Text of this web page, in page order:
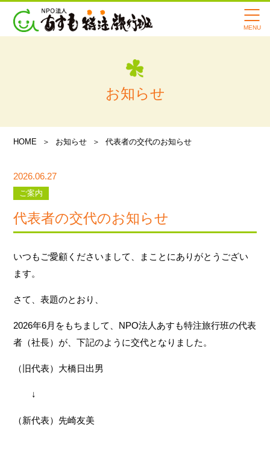
あすもで冠婚葬祭・墓参り
あすもで転院・引っ越し・一
時帰宅
すも旅行記
くある質問
習会・イベント情報
知らせ
土 10:00~14:00
お知らせ
HOME お知らせ 代表者の交代のお知らせ
2026.06.27
ご案内
代表者の交代のお知らせ
いつもご愛顧くださいまして、まことにありがとうござい
ます。
さて、表題のとおり、
2026年6月をもちまして、NPO法人あすも特注旅行班の代表
者（社長）が、下記のように交代となりました。
（旧代表）大橋日出男
↓
（新代表）先崎友美